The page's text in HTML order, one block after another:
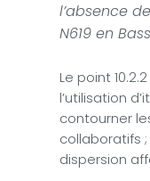
l’absence
N619 en
Le point
l’utilisation
contourner
collaboratifs
dispersion